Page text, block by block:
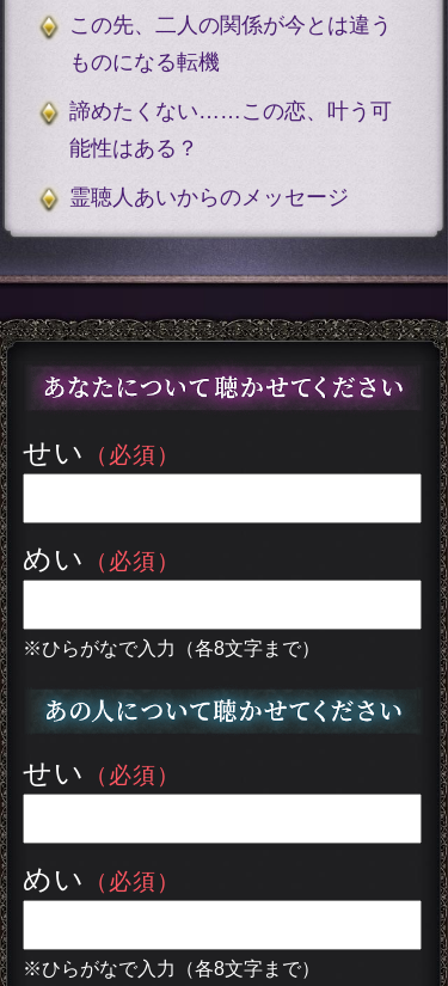
この先、二人の関係が今とは違う
ものになる転機
諦めたくない……この恋、叶う可
能性はある？
霊聴人あいからのメッセージ
せい （必須）
めい （必須）
※ひらがなで入力（各8文字まで）
せい （必須）
めい （必須）
※ひらがなで入力（各8文字まで）